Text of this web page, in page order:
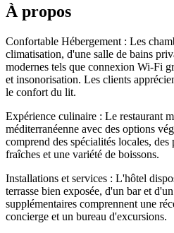
À propos
Confortable Hébergement : Les
climatisation, d'une salle de bains
modernes tels que connexion Wi-Fi
et insonorisation. Les clients
le confort du lit.
Expérience culinaire : Le restaurant
méditerranéenne avec des options
comprend des spécialités locales, des
fraîches et une variété de boissons.
Installations et services : L'hôtel
terrasse bien exposée, d'un bar et
supplémentaires comprennent une
concierge et un bureau d'excursions.